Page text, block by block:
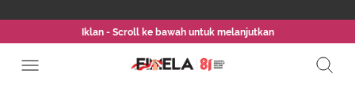
Iklan - Scroll ke bawah untuk melanjutkan